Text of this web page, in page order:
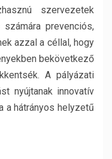
szervezetek
prevenciós,
azzal a céllal, hogy
bekövetkező
A pályázati
nyújtanak innovatív
a hátrányos helyzetű